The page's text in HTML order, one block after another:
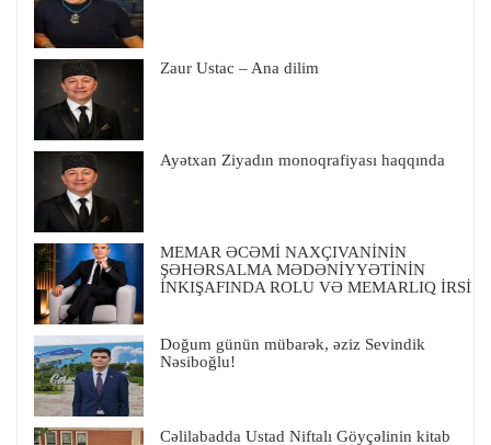
Zaur Ustac – Ana dilim
Ayətxan Ziyadın monoqrafiyası haqqında
MEMAR ƏCƏMİ NAXÇIVANİNİN
ŞƏHƏRSALMA MƏDƏNİYYƏTİNİN
İNKIŞAFINDA ROLU VƏ MEMARLIQ İRSİ
Doğum günün mübarək, əziz Sevindik
Nəsiboğlu!
Cəlilabadda Ustad Niftalı Göyçəlinin kitab